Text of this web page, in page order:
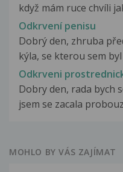
když mám ruce chvíli
Odkrvení penisu
Dobrý den, zhruba
kýla, se kterou sem
Odkrveni
Dobry den, rada bych
jsem se zacala
MOHLO BY VÁS ZAJÍMAT